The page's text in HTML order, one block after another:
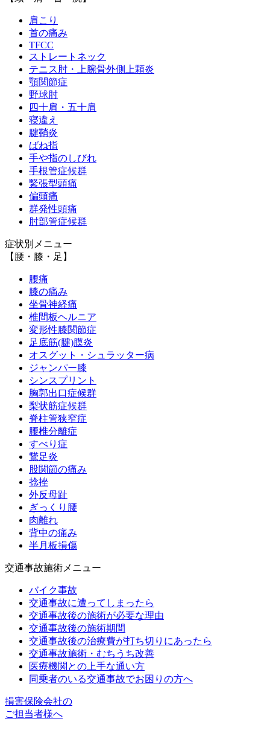
肩こり
首の痛み
TFCC
ストレートネック
テニス肘・上腕骨外側上顆炎
顎関節症
野球肘
四十肩・五十肩
寝違え
腱鞘炎
ばね指
手や指のしびれ
手根管症候群
緊張型頭痛
偏頭痛
群発性頭痛
肘部管症候群
症状別メニュー
【腰・膝・足】
腰痛
膝の痛み
坐骨神経痛
椎間板ヘルニア
変形性膝関節症
足底筋(腱)膜炎
オスグット・シュラッター病
ジャンパー膝
シンスプリント
胸郭出口症候群
梨状筋症候群
脊柱管狭窄症
腰椎分離症
すべり症
鵞足炎
股関節の痛み
捻挫
外反母趾
ぎっくり腰
肉離れ
背中の痛み
半月板損傷
交通事故施術メニュー
バイク事故
交通事故に遭ってしまったら
交通事故後の施術が必要な理由
交通事故後の施術期間
交通事故後の治療費が打ち切りにあったら
交通事故施術・むちうち改善
医療機関との上手な通い方
同乗者のいる交通事故でお困りの方へ
損害保険会社の
ご担当者様へ